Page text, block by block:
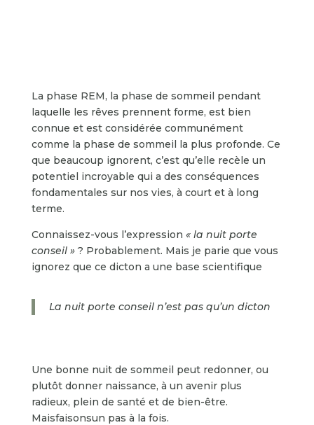
La phase REM, la phase de sommeil pendant
laquelle les rêves prennent forme, est bien
connue et est considérée communément
comme la phase de sommeil la plus profonde. Ce
que beaucoup ignorent, c’est qu’elle recèle un
potentiel incroyable qui a des conséquences
fondamentales sur nos vies, à court et à long
terme.
Connaissez-vous l’expression « la nuit porte
conseil » ? Probablement. Mais je parie que vous
ignorez que ce dicton a une base scientifique
La nuit porte conseil n’est pas qu’un dicton
Une bonne nuit de sommeil peut redonner, ou
plutôt donner naissance, à un avenir plus
radieux, plein de santé et de bien-être.
Maisfaisonsun pas à la fois.